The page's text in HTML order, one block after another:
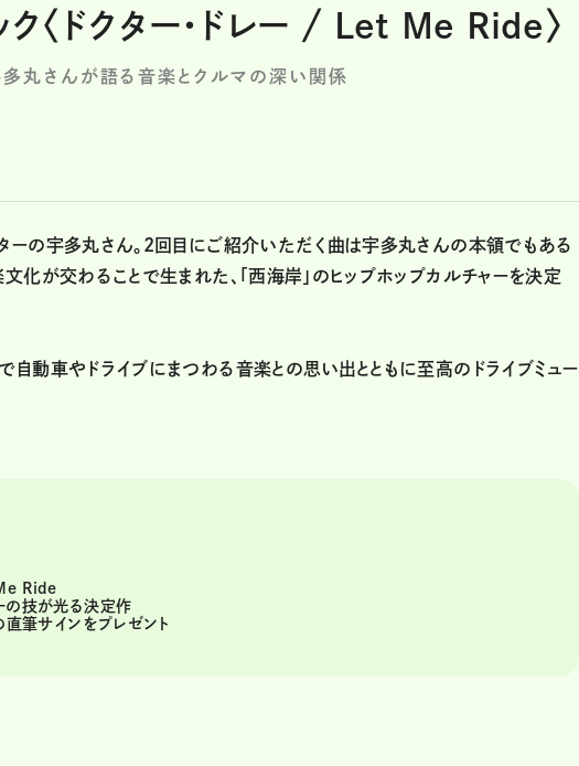
ク〈ドクター・ドレー / Let Me Ride〉
丸さんが語る音楽とクルマの深い関係
ーの宇多丸さん。2回目にご紹介いただく曲は宇多丸さんの本領でもある
化が交わることで生まれた、「西海岸」のヒップホップカルチャーを決定
自動車やドライブにまつわる音楽との思い出とともに至高のドライブミュー
Ride
の技が光る決定作
筆サインをプレゼント